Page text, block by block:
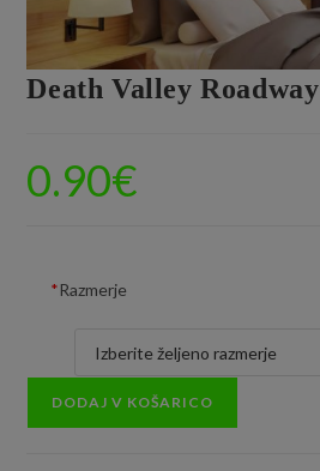
Death Valley Roadway
0.90€
*Razmerje
DODAJ V KOŠARICO